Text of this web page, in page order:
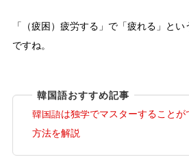
「（疲困）疲労する」で「疲れる」と
ですね。
韓国語おすすめ記事
韓国語は独学でマスターすることが
方法を解説